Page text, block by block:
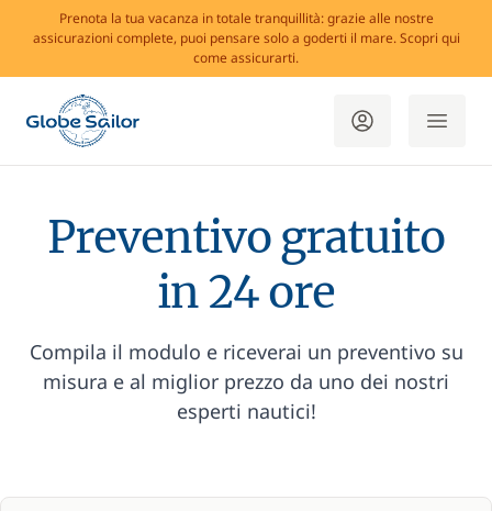
Prenota la tua vacanza in totale tranquillità: grazie alle nostre
assicurazioni complete, puoi pensare solo a goderti il mare. Scopri qui
come assicurarti.
Preventivo gratuito
in 24 ore
Compila il modulo e riceverai un preventivo su
misura e al miglior prezzo da uno dei nostri
esperti nautici!